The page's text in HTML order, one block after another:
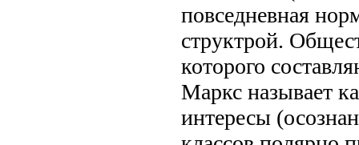
повседневная
структрой.
которого
Маркс называет
интересы